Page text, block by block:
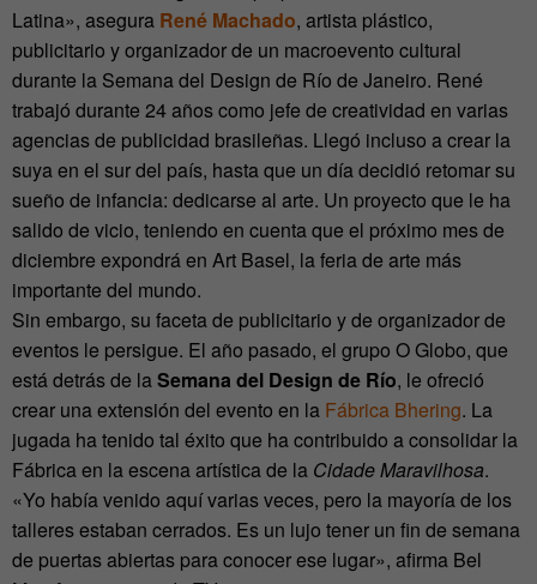
Latina», asegura René Machado, artista plástico,
publicitario y organizador de un macroevento cultural
durante la Semana del Design de Río de Janeiro. René
trabajó durante 24 años como jefe de creatividad en varias
agencias de publicidad brasileñas. Llegó incluso a crear la
suya en el sur del país, hasta que un día decidió retomar su
sueño de infancia: dedicarse al arte. Un proyecto que le ha
salido de vicio, teniendo en cuenta que el próximo mes de
diciembre expondrá en Art Basel, la feria de arte más
importante del mundo.
Sin embargo, su faceta de publicitario y de organizador de
eventos le persigue. El año pasado, el grupo O Globo, que
está detrás de laSemana del Design de Río, le ofreció
crear una extensión del evento en la Fábrica Bhering. La
jugada ha tenido tal éxito que ha contribuido a consolidar la
Fábrica en la escena artística de la Cidade Maravilhosa.
«Yo había venido aquí varias veces, pero la mayoría de los
talleres estaban cerrados. Es un lujo tener un fin de semana
de puertas abiertas para conocer ese lugar», afirma Bel